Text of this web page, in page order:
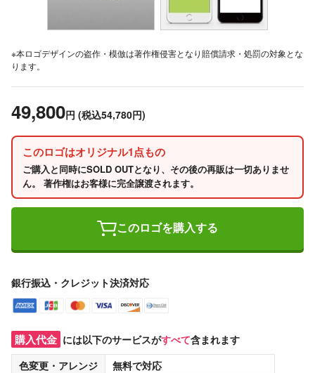
※本ロゴデザインの盗作・模倣は著作権侵害となり賠償請求・処罰の対象とな
ります。
49,800円 (税込54,780円)
このロゴはオリジナル1点もの
ご購入と同時にSOLD OUTとなり、その後の再販は一切ありませ
ん。 著作権はお客様に完全譲渡されます。
このロゴを購入する
銀行振込・クレジット決済対応
購入代金 には以下のサービスがすべて含まれます
色変更・アレンジ
無料で対応